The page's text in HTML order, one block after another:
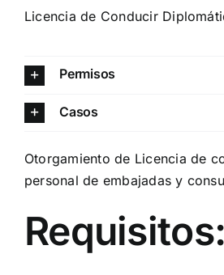
Licencia de Conducir
Permisos
Casos
Otorgamiento de Licencia de
personal de embajadas y
Requisitos: